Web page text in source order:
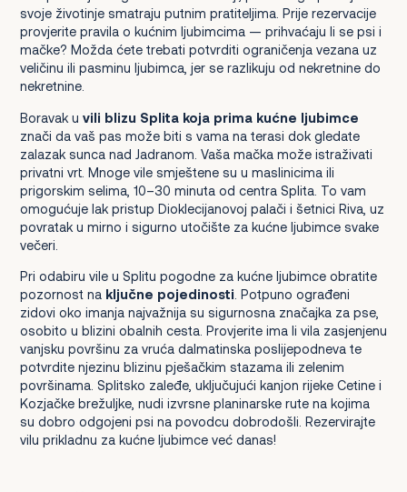
svoje životinje smatraju putnim pratiteljima. Prije rezervacije
provjerite pravila o kućnim ljubimcima — prihvaćaju li se psi i
mačke? Možda ćete trebati potvrditi ograničenja vezana uz
veličinu ili pasminu ljubimca, jer se razlikuju od nekretnine do
nekretnine.
Boravak u vili blizu Splita koja prima kućne ljubimce
znači da vaš pas može biti s vama na terasi dok gledate
zalazak sunca nad Jadranom. Vaša mačka može istraživati
privatni vrt. Mnoge vile smještene su u maslinicima ili
prigorskim selima, 10–30 minuta od centra Splita. To vam
omogućuje lak pristup Dioklecijanovoj palači i šetnici Riva, uz
povratak u mirno i sigurno utočište za kućne ljubimce svake
večeri.
Pri odabiru vile u Splitu pogodne za kućne ljubimce obratite
pozornost na ključne pojedinosti . Potpuno ograđeni
zidovi oko imanja najvažnija su sigurnosna značajka za pse,
osobito u blizini obalnih cesta. Provjerite ima li vila zasjenjenu
vanjsku površinu za vruća dalmatinska poslijepodneva te
potvrdite njezinu blizinu pješačkim stazama ili zelenim
površinama. Splitsko zaleđe, uključujući kanjon rijeke Cetine i
Kozjačke brežuljke, nudi izvrsne planinarske rute na kojima
su dobro odgojeni psi na povodcu dobrodošli. Rezervirajte
vilu prikladnu za kućne ljubimce već danas!